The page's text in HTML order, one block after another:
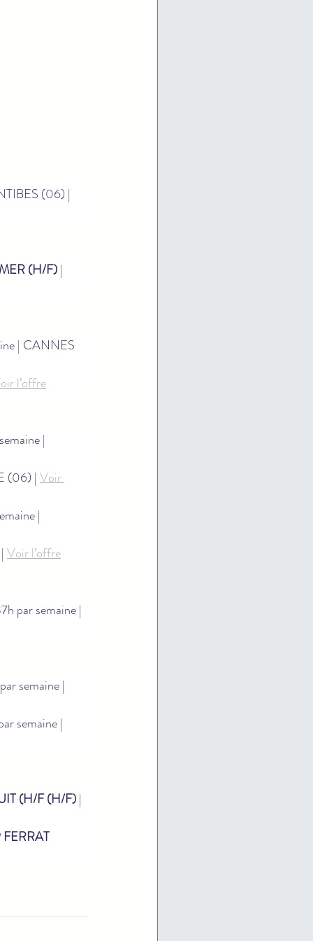
(06) |
(H/F) |
| CANNES
l’offre
|
(06) | Voir
|
Voir l’offre
par semaine |
semaine |
semaine |
(H/F (H/F) |